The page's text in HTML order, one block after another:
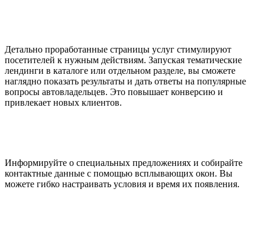
Детально проработанные страницы услуг стимулируют
посетителей к нужным действиям. Запуская тематические
лендинги в каталоге или отдельном разделе, вы сможете
наглядно показать результаты и дать ответы на популярные
вопросы автовладельцев. Это повышает конверсию и
привлекает новых клиентов.
Информируйте о специальных предложениях и собирайте
контактные данные с помощью всплывающих окон. Вы
можете гибко настраивать условия и время их появления.